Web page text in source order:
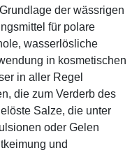
der wässrigen
für polare
wasserlösliche
in kosmetischen
in aller Regel
die zum Verderb des
Salze, die unter
oder Gelen
und